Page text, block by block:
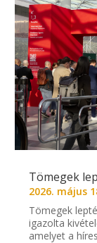
Tömegek
2026. május
Tömegek
igazolta
amelyet a